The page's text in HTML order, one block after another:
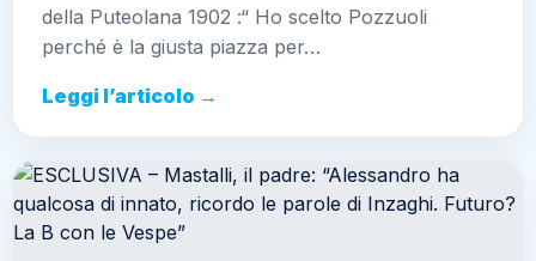
della Puteolana 1902 :“ Ho scelto Pozzuoli
perché è la giusta piazza per…
Leggi l’articolo →